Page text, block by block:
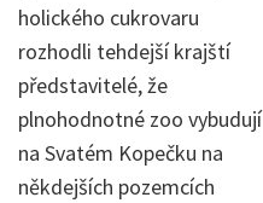
holického cukrovaru
rozhodli tehdejší krajští
představitelé, že
plnohodnotné zoo vybudují
na Svatém Kopečku na
někdejších pozemcích